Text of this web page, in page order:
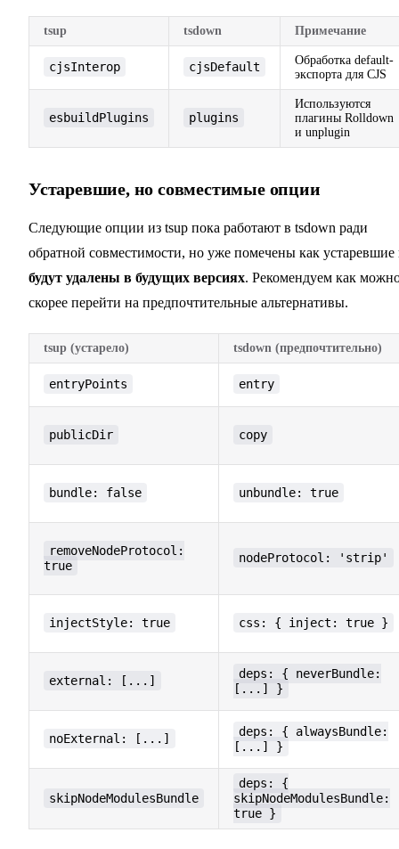
tsup tsdown Примечание
cjsInterop cjsDefault
Обработка default-
экспорта для CJS
esbuildPlugins plugins
Используются
плагины Rolldown
и unplugin
Устаревшие, но совместимые опции
Следующие опции из tsup пока работают в tsdown ради
обратной совместимости, но уже помечены как устаревшие
будут удалены в будущих версиях. Рекомендуем как
скорее перейти на предпочтительные альтернативы.
tsup (устарело) tsdown (предпочтительно)
entryPoints entry
publicDir copy
bundle: false unbundle: true
removeNodeProtocol:
true
nodeProtocol: 'strip'
injectStyle: true css: { inject: true }
external: [...]
deps: { neverBundle:
[...] }
noExternal: [...]
deps: { alwaysBundle:
[...] }
skipNodeModulesBundle
deps: {
skipNodeModulesBundle:
true }